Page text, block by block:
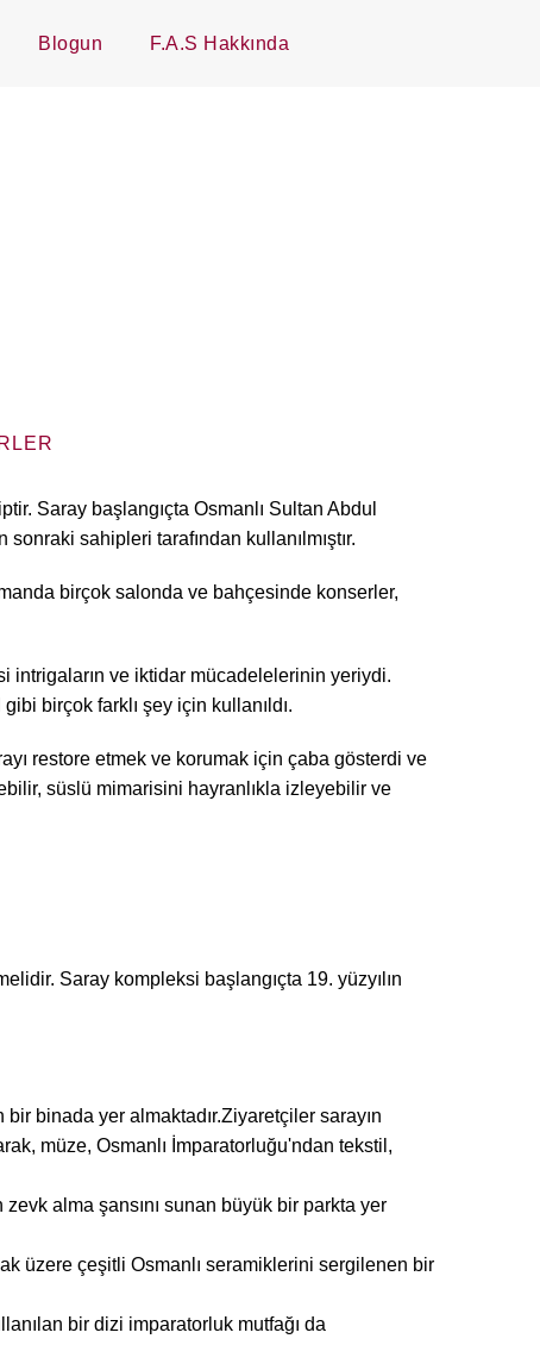
Blogun F.A.S Hakkında
Saray başlangıçta Osmanlı Sultan Abdul
sahipleri tarafından kullanılmıştır.
birçok salonda ve bahçesinde konserler,
intrigaların ve iktidar mücadelelerinin yeriydi.
birçok farklı şey için kullanıldı.
restore etmek ve korumak için çaba gösterdi ve
süslü mimarisini hayranlıkla izleyebilir ve
Saray kompleksi başlangıçta 19. yüzyılın
binada yer almaktadır.Ziyaretçiler sarayın
müze, Osmanlı İmparatorluğu'ndan tekstil,
alma şansını sunan büyük bir parkta yer
üzere çeşitli Osmanlı seramiklerini sergilenen bir
bir dizi imparatorluk mutfağı da